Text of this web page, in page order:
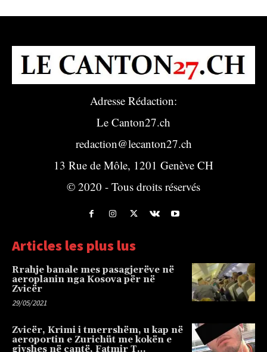
Adresse Rédaction:
Le Canton27.ch
redaction@lecanton27.ch
13 Rue de Môle, 1201 Genève CH
© 2020 - Tous droits réservés
Articles les plus lus
Rrahje banale mes pasagjerëve në
aeroplanin nga Kosova për në
Zvicër
29/05/2021
Zvicër, Krimi i tmerrshëm, u kap në
aeroportin e Zurichüt me kokën e
gjyshes në çantë, Fatmir T…